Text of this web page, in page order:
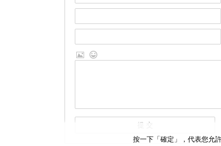
按一下「確定」，代表您允